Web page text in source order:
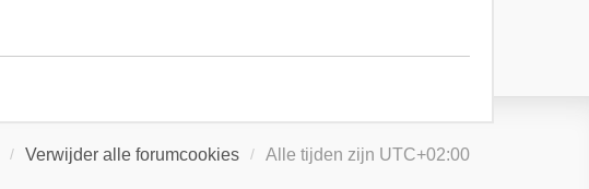
Verwijder alle forumcookies Alle tijden zijn UTC+02:00